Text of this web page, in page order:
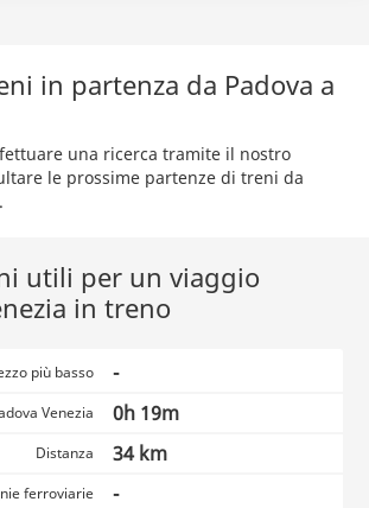
in partenza da Padova a
una ricerca tramite il nostro
le prossime partenze di treni da
utili per un viaggio
in treno
più basso -
Venezia 0h 19m
Distanza 34 km
ferroviarie -